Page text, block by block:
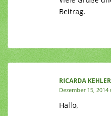
Beitrag.
RICARDA
Dezember 15,
Hallo,